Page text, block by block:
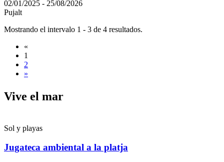
02/01/2025 - 25/08/2026
Pujalt
Mostrando el intervalo 1 - 3 de 4 resultados.
«
1
2
»
Vive el mar
Sol y playas
Jugateca ambiental a la platja